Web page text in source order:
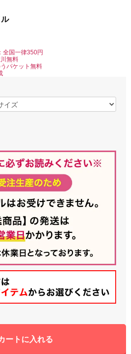
全国一律350円
無料
パケット無料
ートに入れる